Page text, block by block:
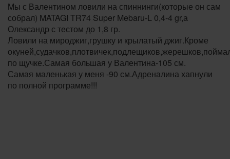
Mы с Валентином ловили на спиннинги(которые он сам
собрал) MATAGI TR74 Super Mebaru-L 0,4-4 gr,а
Олександр с тестом до 1,8 гр.
Ловили на мироджиг,грушку и крылатый джиг.Кроме
по щучке.Самая большая у Валентина-105 см.
Самая маленькая у меня -90 см.Адреналина хапнули
по полной программе!!!